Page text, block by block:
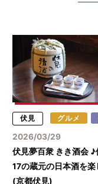
伏見 グルメ
2026/03/29
伏見夢百衆 きき酒会 ♪
17の蔵元の日本酒を楽
(京都伏見)